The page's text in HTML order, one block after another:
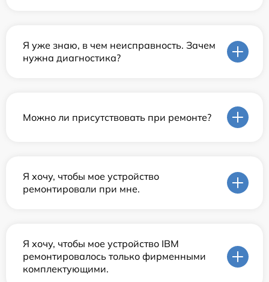
Я уже знаю, в чем неисправность. Зачем
нужна диагностика?
Можно ли присутствовать при ремонте?
Я хочу, чтобы мое устройство
ремонтировали при мне.
Я хочу, чтобы мое устройство IBM
ремонтировалось только фирменными
комплектующими.